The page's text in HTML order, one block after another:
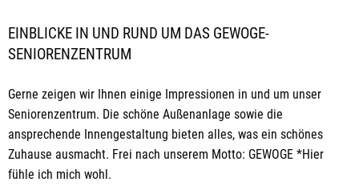
EINBLICKE IN UND RUND UM DAS GEWOGE-
SENIORENZENTRUM
Gerne zeigen wir Ihnen einige Impressionen in und um unser
Seniorenzentrum. Die schöne Außenanlage sowie die
ansprechende Innengestaltung bieten alles, was ein schönes
Zuhause ausmacht. Frei nach unserem Motto: GEWOGE *Hier
fühle ich mich wohl.